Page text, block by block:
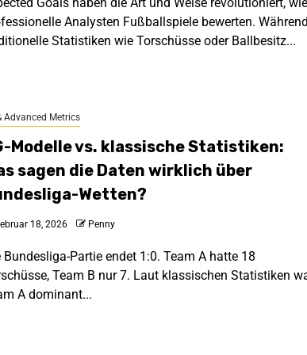
Analysten Fußballspiele bewerten. Während
Statistiken wie Torschüsse oder Ballbesitz...
Advanced Metrics
Modelle vs. klassische Statistiken:
sagen die Daten wirklich über
Wetten?
18, 2026 Penny
Bundesliga-Partie endet 1:0. Team A hatte 18
Team B nur 7. Laut klassischen Statistiken
A dominant...